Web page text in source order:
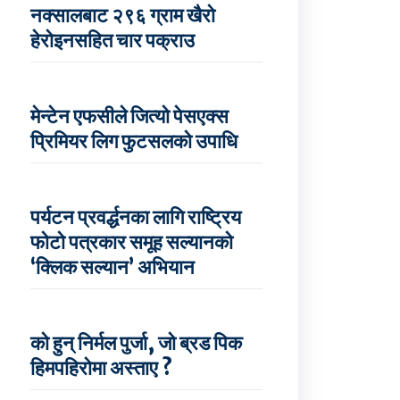
नक्सालबाट २९६ ग्राम खैरो
हेरोइनसहित चार पक्राउ
मेन्टेन एफसीले जित्यो पेसएक्स
प्रिमियर लिग फुटसलको उपाधि
पर्यटन प्रवर्द्धनका लागि राष्ट्रिय
फोटो पत्रकार समूह सल्यानको
‘क्लिक सल्यान’ अभियान
को हुन् निर्मल पुर्जा, जो ब्रड पिक
हिमपहिरोमा अस्ताए ?